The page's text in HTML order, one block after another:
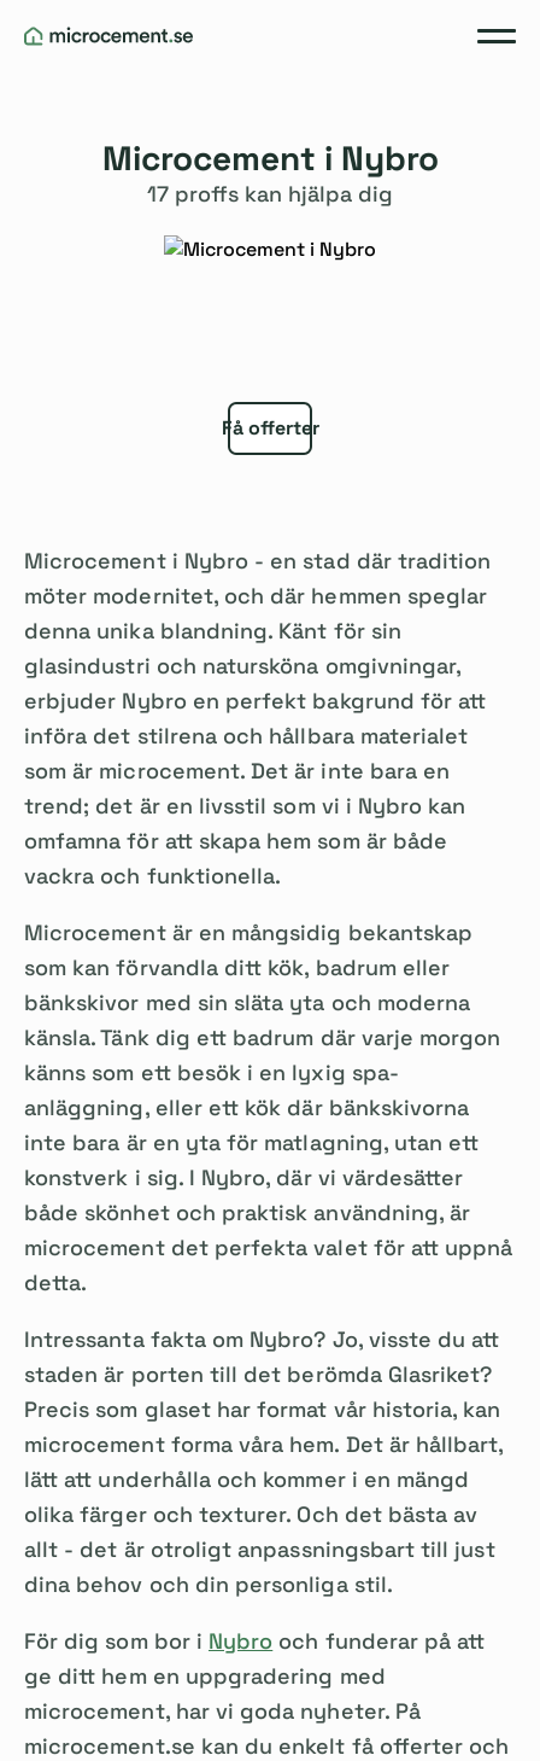
Microcement i Nybro
17 proffs kan hjälpa dig
Få offerter
Microcement i Nybro - en stad där tradition
möter modernitet, och där hemmen speglar
denna unika blandning. Känt för sin
glasindustri och natursköna omgivningar,
erbjuder Nybro en perfekt bakgrund för att
införa det stilrena och hållbara materialet
som är microcement. Det är inte bara en
trend; det är en livsstil som vi i Nybro kan
omfamna för att skapa hem som är både
vackra och funktionella.
Microcement är en mångsidig bekantskap
som kan förvandla ditt kök, badrum eller
bänkskivor med sin släta yta och moderna
känsla. Tänk dig ett badrum där varje morgon
känns som ett besök i en lyxig spa-
anläggning, eller ett kök där bänkskivorna
inte bara är en yta för matlagning, utan ett
konstverk i sig. I Nybro, där vi värdesätter
både skönhet och praktisk användning, är
microcement det perfekta valet för att uppnå
detta.
Intressanta fakta om Nybro? Jo, visste du att
staden är porten till det berömda Glasriket?
Precis som glaset har format vår historia, kan
microcement forma våra hem. Det är hållbart,
lätt att underhålla och kommer i en mängd
olika färger och texturer. Och det bästa av
allt - det är otroligt anpassningsbart till just
dina behov och din personliga stil.
För dig som bor i Nybro och funderar på att
ge ditt hem en uppgradering med
microcement, har vi goda nyheter. På
microcement.se kan du enkelt få offerter och